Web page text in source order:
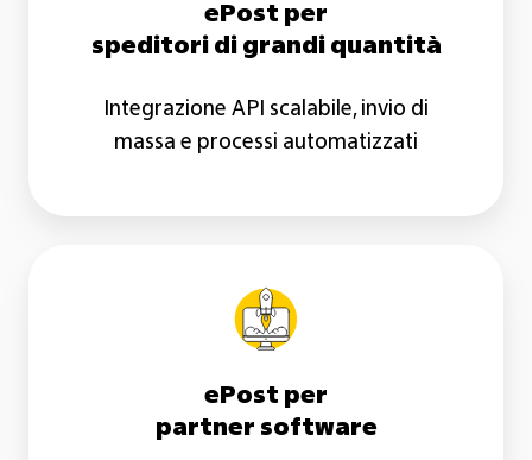
ePost per
speditori di grandi quantità
Integrazione API scalabile, invio di
massa e processi automatizzati
grandi
quantità
ePost per
partner software
per
partner